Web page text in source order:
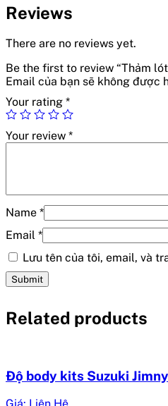
Reviews
There are no reviews yet.
Be the first to review “Thảm
Email của bạn sẽ không được
Your rating *
Your review *
Name *
Email *
Lưu tên của tôi, email, và
Related products
Độ body kits Suzuki